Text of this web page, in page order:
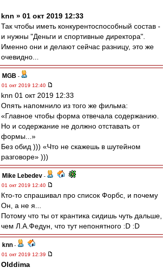
knn » 01 окт 2019 12:33
Так чтобы иметь конкурентоспособный состав -
и нужны "Деньги и спортивные директора".
Именно они и делают сейчас разницу, это же
очевидно...
MGB -
01 окт 2019 12:40
knn 01 окт 2019 12:33
Опять напомнило из того же фильма:
«Главное чтобы форма отвечала содержанию.
Но и содержание не должно отставать от
формы...»
Без обид ))) «Что не скажешь в шутейном
разговоре» )))
Mike Lebedev -
01 окт 2019 12:40
Кто-то спрашивал про список Форбс, и почему
Он, а не я...
Потому что ты от крантика сидишь чуть дальше,
чем Л.А.Федун, что тут непонятного :D :D
knn -
01 окт 2019 12:39
Olddima